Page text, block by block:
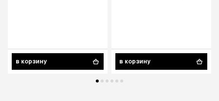
в корзину в корзину